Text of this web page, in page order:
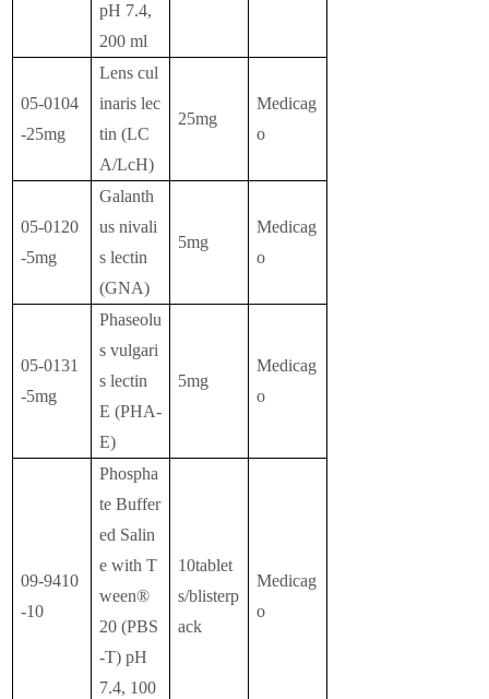
pH 7.4,
200 ml
05-0104
-25mg
Lens cul
inaris lec
tin (LC
A/LcH)
25mg
Medicag
o
05-0120
-5mg
Galanth
us nivali
s lectin
(GNA)
5mg
Medicag
o
05-0131
-5mg
Phaseolu
s vulgari
s lectin
E (PHA-
E)
5mg
Medicag
o
09-9410
-10
Phospha
te Buffer
ed Salin
e with T
ween®
20 (PBS
-T) pH
7.4, 100
10tablet
s/blisterp
ack
Medicag
o